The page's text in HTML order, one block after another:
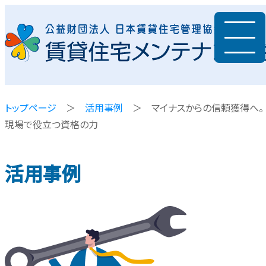
トップページ ＞ 活用事例 ＞ マイナスからの信頼獲得へ。
現場で役立つ資格の力
活用事例